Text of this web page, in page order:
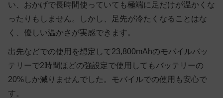
い、おかげで長時間使っていても極端に足だけが温かくな
ったりもしません。しかし、足先が冷たくなることはな
く、優しい温かさが実感できます。
出先などでの使用を想定して23,800mAhのモバイルバッ
テリーで2時間ほどの強設定で使用してもバッテリーの
20%しか減りませんでした。モバイルでの使用も安心で
す。